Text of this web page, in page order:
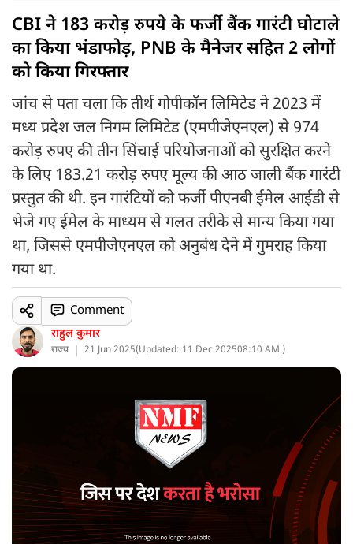
CBI ने 183 करोड़ रुपये के फर्जी बैंक गारंटी घोटाले
का किया भंडाफोड़, PNB के मैनेजर सहित 2 लोगों
को किया गिरफ्तार
जांच से पता चला कि तीर्थ गोपीकॉन लिमिटेड ने 2023 में
मध्य प्रदेश जल निगम लिमिटेड (एमपीजेएनएल) से 974
करोड़ रुपए की तीन सिंचाई परियोजनाओं को सुरक्षित करने
के लिए 183.21 करोड़ रुपए मूल्य की आठ जाली बैंक गारंटी
प्रस्तुत की थी. इन गारंटियों को फर्जी पीएनबी ईमेल आईडी से
भेजे गए ईमेल के माध्यम से गलत तरीके से मान्य किया गया
था, जिससे एमपीजेएनएल को अनुबंध देने में गुमराह किया
गया था.
राहुल कुमार
राज्य 21 Jun 2025(Updated: 11 Dec 202508:10 AM )
Comment